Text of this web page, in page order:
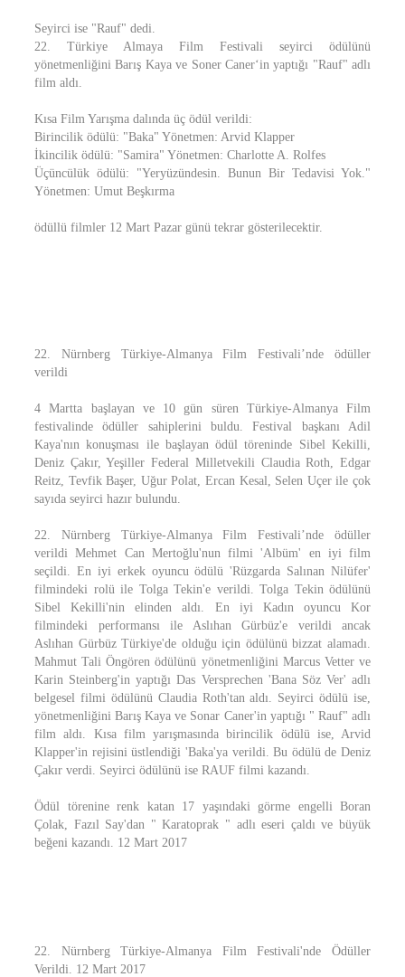
Seyirci ise "Rauf" dedi.
22. Türkiye Almaya Film Festivali seyirci ödülünü
yönetmenliğini Barış Kaya ve Soner Caner‘in yaptığı "Rauf" adlı
film aldı.
Kısa Film Yarışma dalında üç ödül verildi:
Birincilik ödülü: "Baka" Yönetmen: Arvid Klapper
İkincilik ödülü: "Samira" Yönetmen: Charlotte A. Rolfes
Üçüncülük ödülü: "Yeryüzündesin. Bunun Bir Tedavisi Yok."
Yönetmen: Umut Beşkırma
ödüllü filmler 12 Mart Pazar günü tekrar gösterilecektir.
22. Nürnberg Türkiye-Almanya Film Festivali’nde ödüller
verildi
4 Martta başlayan ve 10 gün süren Türkiye-Almanya Film
festivalinde ödüller sahiplerini buldu. Festival başkanı Adil
Kaya'nın konuşması ile başlayan ödül töreninde Sibel Kekilli,
Deniz Çakır, Yeşiller Federal Milletvekili Claudia Roth, Edgar
Reitz, Tevfik Başer, Uğur Polat, Ercan Kesal, Selen Uçer ile çok
sayıda seyirci hazır bulundu.
22. Nürnberg Türkiye-Almanya Film Festivali’nde ödüller
verildi Mehmet Can Mertoğlu'nun filmi 'Albüm' en iyi film
seçildi. En iyi erkek oyuncu ödülü 'Rüzgarda Salınan Nilüfer'
filmindeki rolü ile Tolga Tekin'e verildi. Tolga Tekin ödülünü
Sibel Kekilli'nin elinden aldı. En iyi Kadın oyuncu Kor
filmindeki performansı ile Aslıhan Gürbüz'e verildi ancak
Aslıhan Gürbüz Türkiye'de olduğu için ödülünü bizzat alamadı.
Mahmut Tali Öngören ödülünü yönetmenliğini Marcus Vetter ve
Karin Steinberg'in yaptığı Das Versprechen 'Bana Söz Ver' adlı
belgesel filmi ödülünü Claudia Roth'tan aldı. Seyirci ödülü ise,
yönetmenliğini Barış Kaya ve Sonar Caner'in yaptığı " Rauf" adlı
film aldı. Kısa film yarışmasında birincilik ödülü ise, Arvid
Klapper'in rejisini üstlendiği 'Baka'ya verildi. Bu ödülü de Deniz
Çakır verdi. Seyirci ödülünü ise RAUF filmi kazandı.
Ödül törenine renk katan 17 yaşındaki görme engelli Boran
Çolak, Fazıl Say'dan " Karatoprak " adlı eseri çaldı ve büyük
beğeni kazandı. 12 Mart 2017
22. Nürnberg Türkiye-Almanya Film Festivali'nde Ödüller
Verildi. 12 Mart 2017